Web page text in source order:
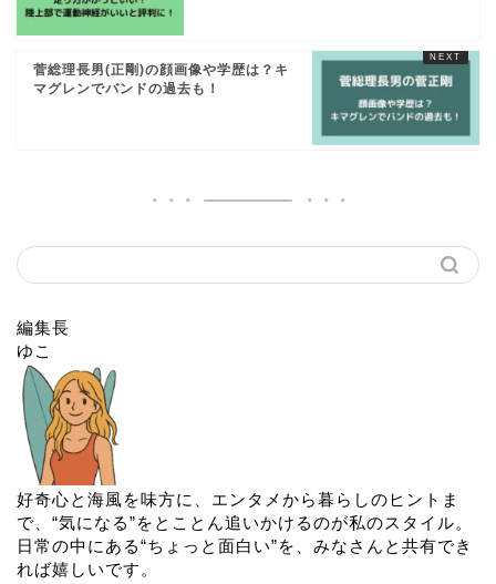
菅総理長男(正剛)の顔画像や学歴は？キ
マグレンでバンドの過去も！
編集長
ゆこ
好奇心と海風を味方に、エンタメから暮らしのヒントま
で、“気になる”をとことん追いかけるのが私のスタイル。
日常の中にある“ちょっと面白い”を、みなさんと共有でき
れば嬉しいです。